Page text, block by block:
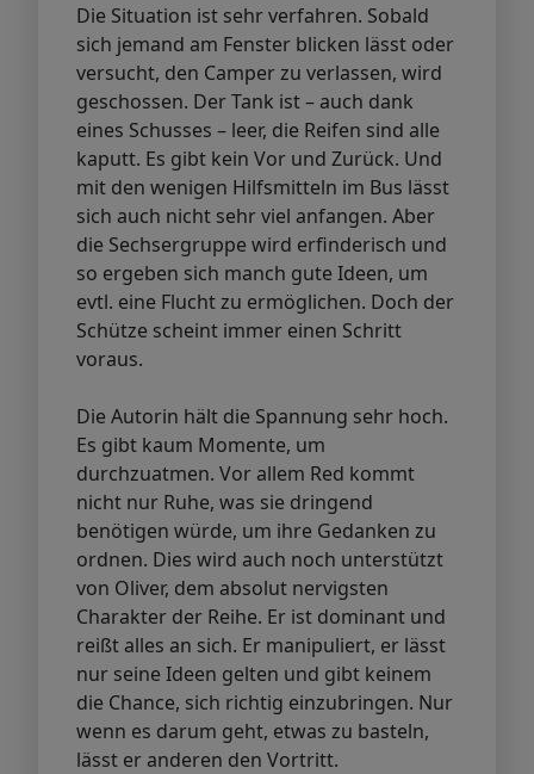
Die Situation ist sehr verfahren. Sobald
sich jemand am Fenster blicken lässt oder
versucht, den Camper zu verlassen, wird
geschossen. Der Tank ist – auch dank
eines Schusses – leer, die Reifen sind alle
kaputt. Es gibt kein Vor und Zurück. Und
mit den wenigen Hilfsmitteln im Bus lässt
sich auch nicht sehr viel anfangen. Aber
die Sechsergruppe wird erfinderisch und
so ergeben sich manch gute Ideen, um
evtl. eine Flucht zu ermöglichen. Doch der
Schütze scheint immer einen Schritt
voraus.
Die Autorin hält die Spannung sehr hoch.
Es gibt kaum Momente, um
durchzuatmen. Vor allem Red kommt
nicht nur Ruhe, was sie dringend
benötigen würde, um ihre Gedanken zu
ordnen. Dies wird auch noch unterstützt
von Oliver, dem absolut nervigsten
Charakter der Reihe. Er ist dominant und
reißt alles an sich. Er manipuliert, er lässt
nur seine Ideen gelten und gibt keinem
die Chance, sich richtig einzubringen. Nur
wenn es darum geht, etwas zu basteln,
lässt er anderen den Vortritt.